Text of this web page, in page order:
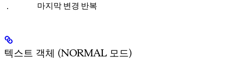
. 마지막 변경 반복
텍스트 객체 (NORMAL 모드)